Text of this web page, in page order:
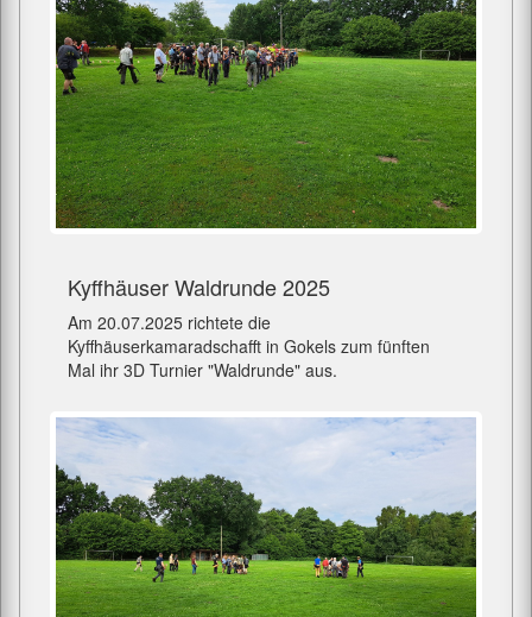
Kyffhäuser Waldrunde 2025
Am 20.07.2025 richtete die
Kyffhäuserkamaradschafft in Gokels zum fünften
Mal ihr 3D Turnier "Waldrunde" aus.